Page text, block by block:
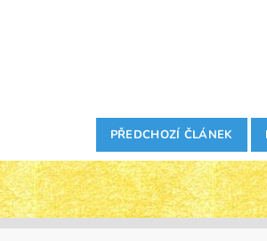
PŘEDCHOZÍ ČLÁNEK